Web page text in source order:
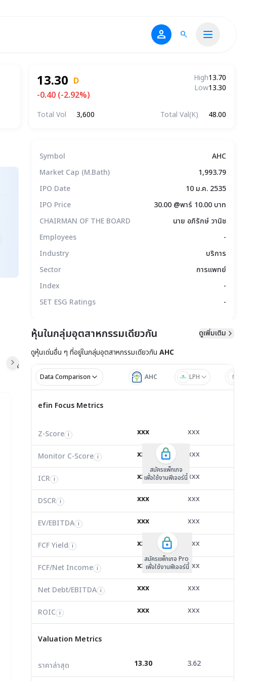
person search
13.30 D
-0.40 (-2.92%)
High13.70
Low13.30
Total Vol 3,600 Total Val(K) 48.00
ข้อมูลทางเทคนิค สิทธิประโยชน์ แบบรายงาน
Symbol
AHC
Market Cap (M.Bath)
1,993.79
IPO Date
10 ม.ค. 2535
IPO Price
30.00 @พาร์ 10.00 บาท
CHAIRMAN OF THE BOARD
นาย อภิรักษ์ วานิช
Employees
-
Industry
บริการ
Sector
การแพทย์
Index
-
SET ESG Ratings
-
หุ้นในกลุ่มอุตสาหกรรมเดียวกัน
ดูเพิ่มเติม
ดูหุ้นเด่นอื่น ๆ ที่อยู่ในกลุ่มอุตสาหกรรมเดียวกัน AHC
Data Comparison AHC LPH
efin Focus Metrics
Z-Score i 5.98 3.62
Monitor C-Score
0.00 0.00
ICR i 171.65 15.60
DSCR
EV/EBITDA
FCF Yield i 13.95 21.14
FCF/Net Income
0.00 2.24
0.00 0.36
ROIC i 16.07 11.35
P/BV
0.92 1.33
efin Focus Metrics
Z-Score i
Monitor C-Score i
ICR i
DSCR i
สมัครแพ็คเกจ B
เพื่อใช้งานฟีเจอร์นี้
EV/EBITDA
FCF Yield i
FCF/Net Income
Net Debt/EBITDA
ROIC i
สมัครแพ็คเกจ B
เพื่อใช้งานฟีเจอร์นี้
Z-Score i xxx xxx
Monitor C-Score i xxx xxx
ICR i xxx xxx
DSCR i xxx xxx
สมัครแพ็กเกจ
เพื่อใช้งานฟีเจอร์นี้
EV/EBITDA i xxx xxx
FCF Yield i xxx xxx
FCF/Net Income i xxx xxx
Net Debt/EBITDA i xxx xxx
ROIC i xxx xxx
สมัครแพ็กเกจ Pro
เพื่อใช้งานฟีเจอร์นี้
Valuation Metrics
ราคาล่าสุด 13.30 3.62